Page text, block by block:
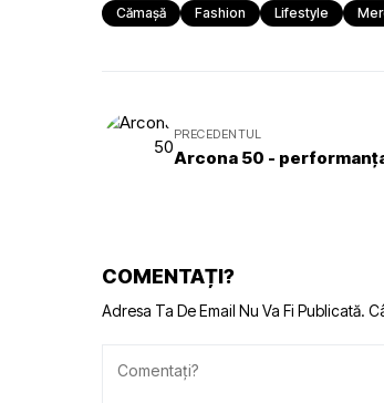
Cămașă Fashion Lifestyle
PRECEDENTUL
Arcona 50 -
COMENTAȚI?
Adresa Ta De Email Nu Va Fi Publicată.